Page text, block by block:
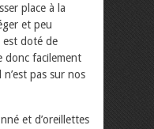
place à la
et peu
est doté de
donc facilement
pas sur nos
et d’oreillettes